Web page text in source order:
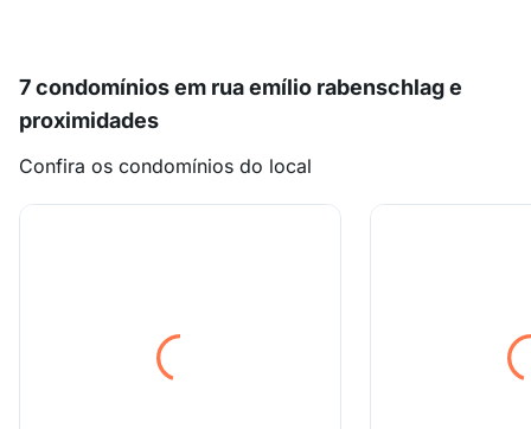
7 condomínios em rua emílio rabenschlag e
proximidades
Confira os condomínios do local